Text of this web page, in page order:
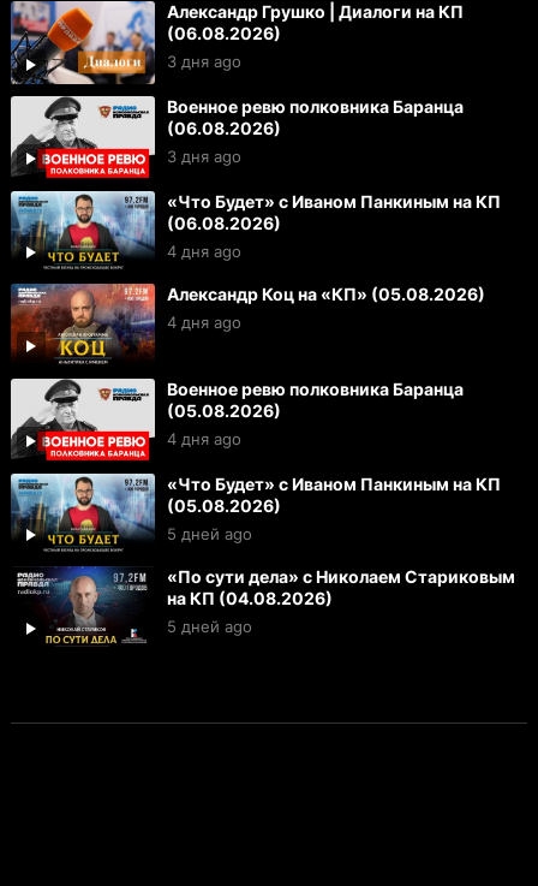
Александр Грушко | Диалоги на КП
(06.08.2026)
3 дня ago
Военное ревю полковника Баранца
(06.08.2026)
3 дня ago
«Что Будет» с Иваном Панкиным на КП
(06.08.2026)
4 дня ago
Александр Коц на «КП» (05.08.2026)
4 дня ago
Военное ревю полковника Баранца
(05.08.2026)
4 дня ago
«Что Будет» с Иваном Панкиным на КП
(05.08.2026)
5 дней ago
«По сути дела» с Николаем Стариковым
на КП (04.08.2026)
5 дней ago